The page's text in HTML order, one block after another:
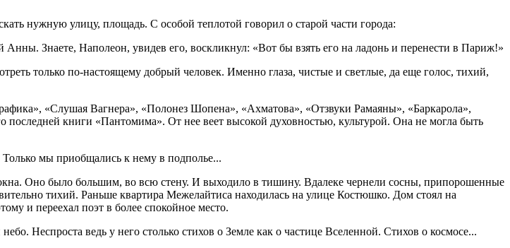
нужную улицу, площадь. С особой теплотой говорил о старой части города:
Знаете, Наполеон, увидев его, воскликнул: «Вот бы взять его на ладонь и перенести в Париж!»
только по-настоящему добрый человек. Именно глаза, чистые и светлые, да еще голос, тихий,
«Слушая Вагнера», «Полонез Шопена», «Ахматова», «Отзвуки Рамаяны», «Баркарола»,
книги «Пантомима». От нее веет высокой духовностью, культурой. Она не могла быть
мы приобщались к нему в подполье...
Оно было большим, во всю стену. И выходило в тишину. Вдалеке чернели сосны, припорошенные
тихий. Раньше квартира Межелайтиса находилась на улице Костюшко. Дом стоял на
и переехал поэт в более спокойное место.
Неспроста ведь у него столько стихов о Земле как о частице Вселенной. Стихов о космосе...